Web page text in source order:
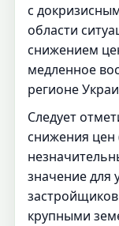
с
области
снижением
медленное
регионе
Следует
снижения цен
значение для
крупными